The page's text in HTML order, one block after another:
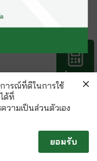
คำนวณ
กระดาษ
ารณ์ที่ดีในการใช้
ด้ที่
วามเป็นส่วนตัวเอง
ยอมรับ